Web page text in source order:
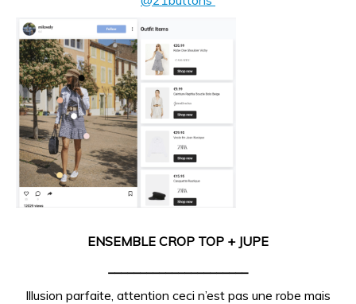
ENSEMBLE CROP TOP + JUPE
Illusion parfaite, attention ceci n’est pas une robe mais